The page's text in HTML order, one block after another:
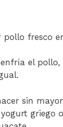
pollo fresco
el pollo,
sin
griego